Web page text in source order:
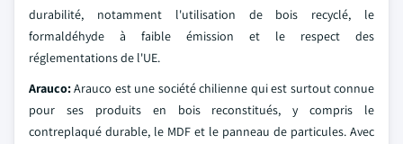
durabilité, notamment l'utilisation de bois recyclé, le
formaldéhyde à faible émission et le respect des
réglementations de l'UE.
Arauco:Arauco est une société chilienne qui est surtout connue
pour ses produits en bois reconstitués, y compris le
contreplaqué durable, le MDF et le panneau de particules. Avec